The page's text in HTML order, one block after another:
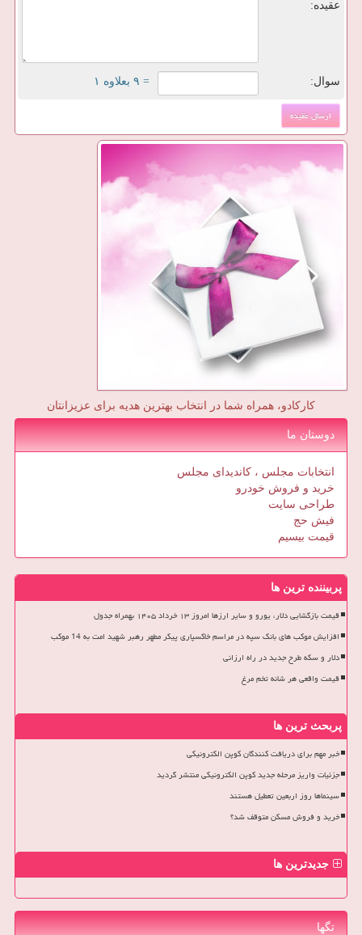
عقیده:
سوال: = ۹ بعلاوه ۱
کارکادو، همراه شما در انتخاب بهترین هدیه برای عزیزانتان
دوستان ما
انتخابات مجلس ، کاندیدای مجلس
خرید و فروش خودرو
طراحی سایت
فیش حج
قیمت بیسیم
پربیننده ترین ها
قیمت بازگشایی دلار، یورو و سایر ارزها امروز ۱۳ خرداد ۱۴۰۵ بهمراه جدول
افزایش موکب های بانک سپه در مراسم خاکسپاری پیکر مطهر رهبر شهید امت به 14 موکب
دلار و سکه طرح جدید در راه ارزانی
قیمت واقعی هر شانه تخم مرغ
پربحث ترین ها
خبر مهم برای دریافت کنندگان کوپن الکترونیکی
جزئیات واریز مرحله جدید کوپن الکترونیکی منتشر گردید
سینماها روز اربعین تعطیل هستند
خرید و فروش مسکن متوقف شد؟
جدیدترین ها
تگها